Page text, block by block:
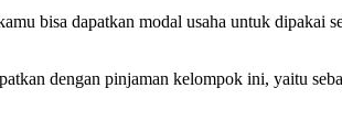
bisa dapatkan modal usaha untuk
dengan pinjaman kelompok ini, yaitu